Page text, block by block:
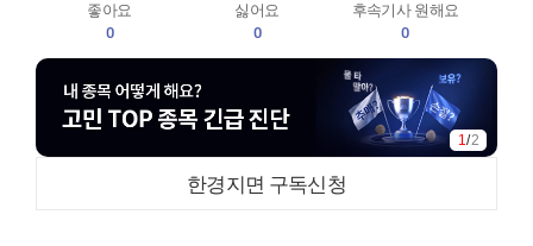
좋아요
0
싫어요
0
후속기사 원해요
0
1/2
한경지면 구독신청